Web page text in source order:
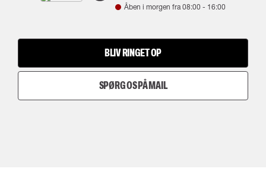
Åben i morgen fra08:00 - 16:00
BLIV RINGET OP
SPØRG OS PÅ MAIL